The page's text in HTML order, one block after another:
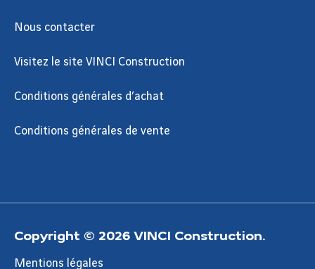
Nous contacter
Visitez le site VINCI Construction
Conditions générales d’achat
Conditions générales de vente
Copyright © 2026 VINCI Construction.
Mentions légales